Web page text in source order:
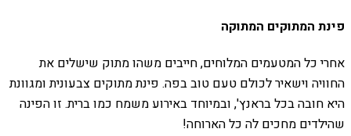
פינת המתוקים המתוקה
אחרי כל המטעמים המלוחים, חייבים משהו מתוק שישלים את
החוויה וישאיר לכולם טעם טוב בפה. פינת מתוקים צבעונית ומגוונת
היא חובה בכל בראנץ', ובמיוחד באירוע משמח כמו ברית. זו הפינה
שהילדים מחכים לה כל הארוחה!